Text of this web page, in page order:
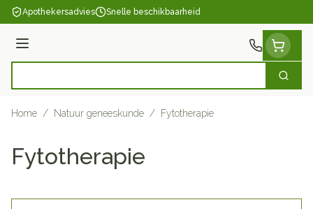
Ga naar de inhoud
Apothekersadvies Snelle beschikbaarheid
Menu
Zoek
Home / Natuur geneeskunde / Fytotherapie
Fytotherapie